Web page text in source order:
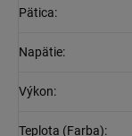
Pätica:
Napätie:
Výkon:
Teplota (Farba):